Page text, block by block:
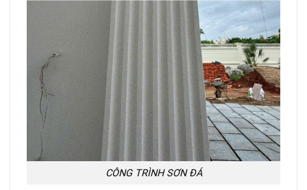
CÔNG TRÌNH SƠN ĐÁ